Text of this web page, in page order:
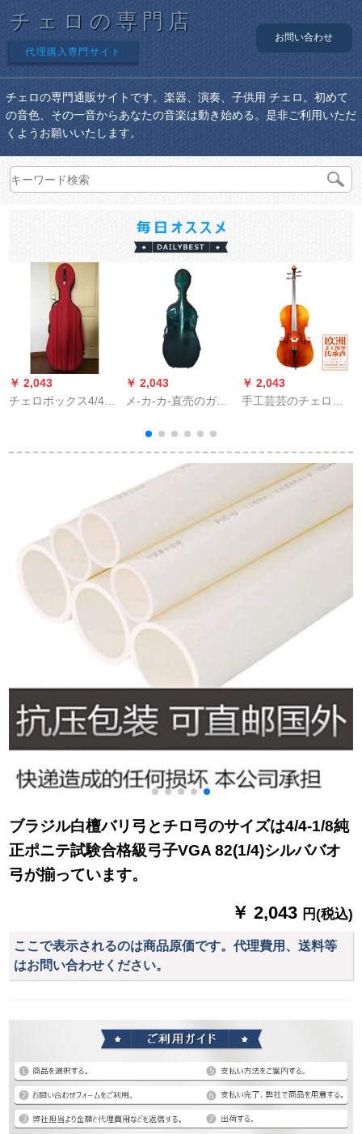
チェロの専門店
代理購入専門サイト
お問い合わせ
チェロの専門通販サイトです。楽器、演奏、子供用 チェロ。初めて
の音色、その一音からあなたの音楽は動き始める。是非ご利用いただ
くようお願いいたします。
￥ 2,043
チェロボックス4/4
ップボックス3/4 1/2
￥ 2,043
メ-カ-カ-直売のガラ
ス、///////////////////。お
届けします。出力の
品質は濃い緑です。
￥ 2,043
手工芸芸のチェロ
オリンの黒木の部品
は品质を指して注文
します。
ブラジル白檀バリ弓とチロ弓のサイズは4/4-1/8純
正ポニテ試験合格級弓子VGA 82(1/4)シルババオ
弓が揃っています。
￥ 2,043 円(税込)
ここで表示されるのは商品原価です。代理費用、送料等
はお問い合わせください。